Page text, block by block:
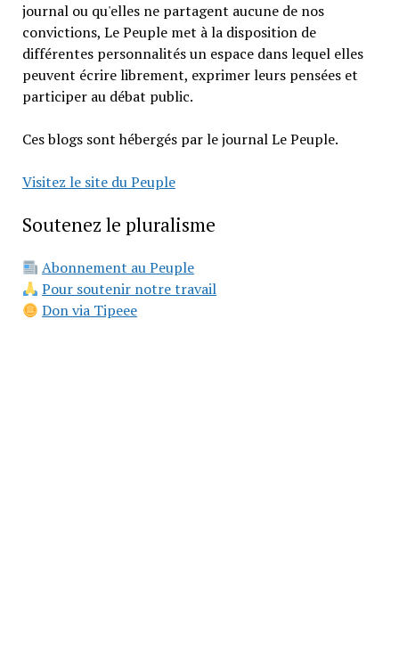
journal ou qu'elles ne partagent aucune de nos
convictions, Le Peuple met à la disposition de
différentes personnalités un espace dans lequel elles
peuvent écrire librement, exprimer leurs pensées et
participer au débat public.
Ces blogs sont hébergés par le journal Le Peuple.
Visitez le site du Peuple
Soutenez le pluralisme
Abonnement au Peuple
Pour soutenir notre travail
Don via Tipeee